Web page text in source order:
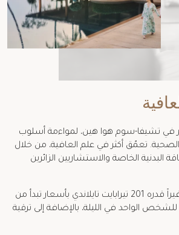
في تشيفا-سوم هوا هين، لمواءمة أسلوب
تعمّق أكثر في علم العافية، من خلال
الخاصة والاستشاريين الزائرين
يسعدنا أن نقدم لك توفيراً قدره 201 تيرابايت تايلاندي بأسعار تبدأ من
للشخص الواحد في الليلة، بالإضافة إلى ترقية